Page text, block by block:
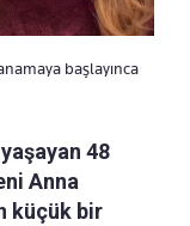
başlayınca
48
Anna
küçük bir